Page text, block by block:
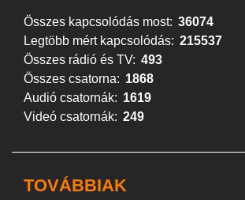
Összes kapcsolódás most: 36074
Legtöbb mért kapcsolódás: 215537
Összes rádió és TV: 493
Összes csatorna: 1868
Audió csatornák: 1619
Videó csatornák: 249
TOVÁBBIAK